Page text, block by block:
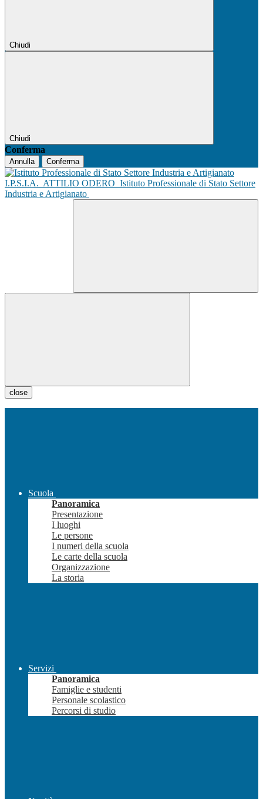
Chiudi
Chiudi
Conferma
Annulla Conferma
I.P.S.I.A. ATTILIO ODERO Istituto Professionale di Stato Settore
Industria e Artigianato
close
Scuola
Panoramica
Presentazione
I luoghi
Le persone
I numeri della scuola
Le carte della scuola
Organizzazione
La storia
Servizi
Panoramica
Famiglie e studenti
Personale scolastico
Percorsi di studio